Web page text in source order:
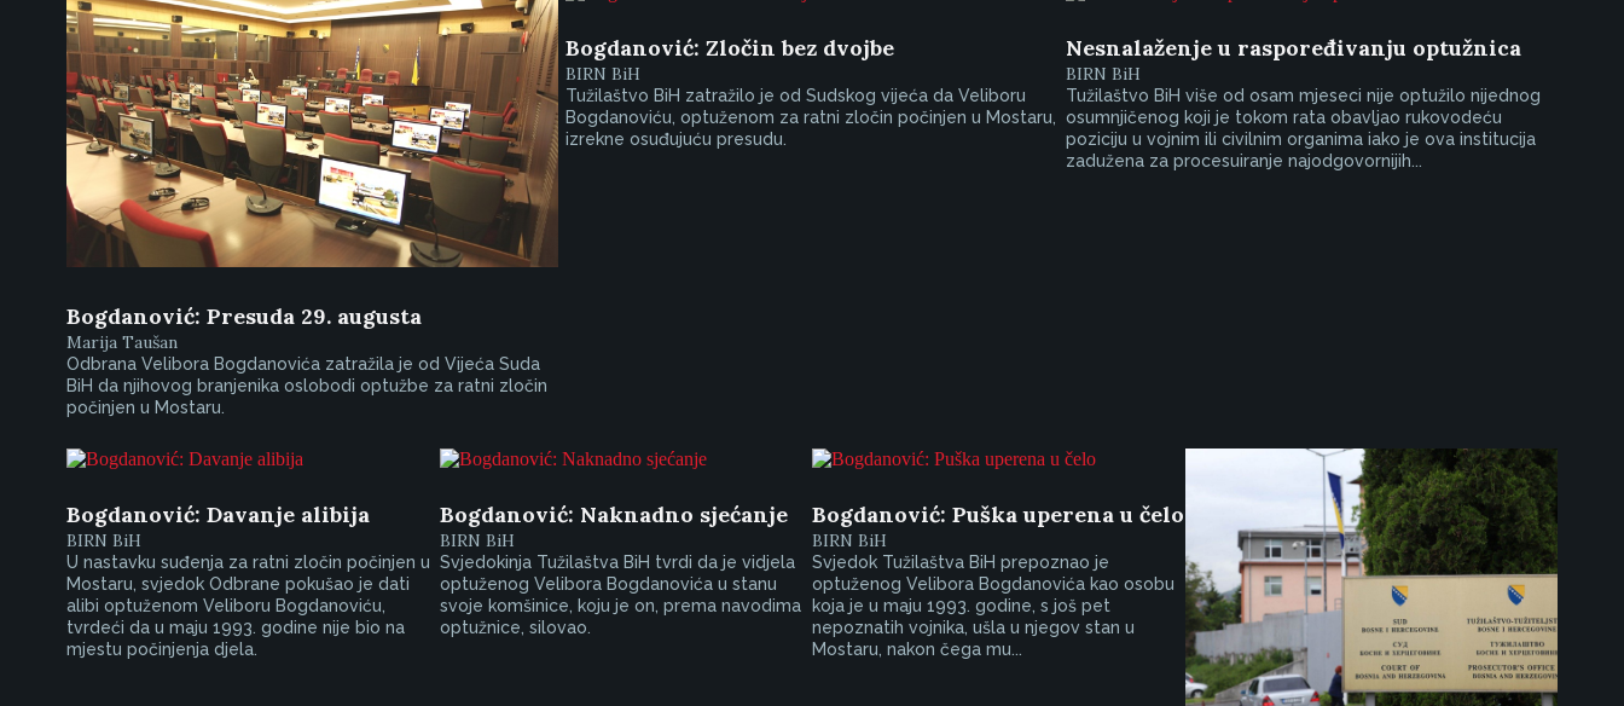
Bogdanović: Presuda 29. augusta
Marija Taušan
Odbrana Velibora Bogdanovića zatražila je od Vijeća Suda
BiH da njihovog branjenika oslobodi optužbe za ratni zločin
počinjen u Mostaru.
Bogdanović: Zločin bez dvojbe
BIRN BiH
Tužilaštvo BiH zatražilo je od Sudskog vijeća da Veliboru
Bogdanoviću, optuženom za ratni zločin počinjen u Mostaru,
izrekne osuđujuću presudu.
Nesnalaženje u raspoređivanju optužnica
BIRN BiH
Tužilaštvo BiH više od osam mjeseci nije optužilo nijednog
osumnjičenog koji je tokom rata obavljao rukovodeću
poziciju u vojnim ili civilnim organima iako je ova institucija
zadužena za procesuiranje najodgovornijih...
Bogdanović: Davanje alibija
BIRN BiH
U nastavku suđenja za ratni zločin počinjen u
Mostaru, svjedok Odbrane pokušao je dati
alibi optuženom Veliboru Bogdanoviću,
tvrdeći da u maju 1993. godine nije bio na
mjestu počinjenja djela.
Bogdanović: Naknadno sjećanje
BIRN BiH
Svjedokinja Tužilaštva BiH tvrdi da je vidjela
optuženog Velibora Bogdanovića u stanu
svoje komšinice, koju je on, prema navodima
optužnice, silovao.
Bogdanović: Puška uperena u čelo
BIRN BiH
Svjedok Tužilaštva BiH prepoznao je
optuženog Velibora Bogdanovića kao osobu
koja je u maju 1993. godine, s još pet
nepoznatih vojnika, ušla u njegov stan u
Mostaru, nakon čega mu...